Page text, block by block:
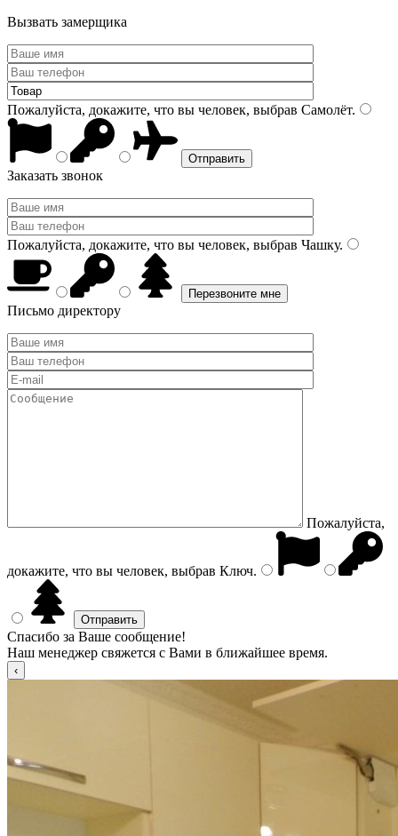
Вызвать замерщика
Пожалуйста, докажите, что вы человек, выбрав Самолёт.
Заказать звонок
Пожалуйста, докажите, что вы человек, выбрав Чашку.
Письмо директору
Пожалуйста,
докажите, что вы человек, выбрав Ключ.
Спасибо за Ваше сообщение!
Наш менеджер свяжется с Вами в ближайшее время.